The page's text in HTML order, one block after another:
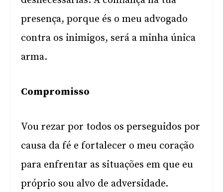
presença, porque és o meu advogado
contra os inimigos, será a minha única
arma.
Compromisso
Vou rezar por todos os perseguidos por
causa da fé e fortalecer o meu coração
para enfrentar as situações em que eu
próprio sou alvo de adversidade.